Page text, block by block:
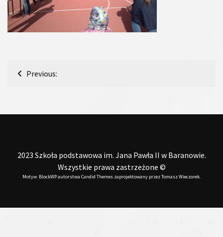
Nawigacja
Previous:
2023 Szkoła podstawowa im. Jana Pawła II w Baranowie.
Wszystkie prawa zastrzeżone ©
Motyw: BlockWP autorstwa Candid Themes zaprojektowany przezTomasz Wieczorek.